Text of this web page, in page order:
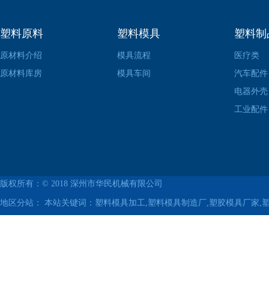
塑料原料
原材料介绍
原材料库房
塑料模具
模具流程
模具车间
塑料制
医疗类
汽车配件
电器外壳
工业配件
版权所有：© 2018 深州市华民机械有限公司
地区分站： 本站关键词：塑料模具加工,塑料模具制造厂,塑胶模具厂家,